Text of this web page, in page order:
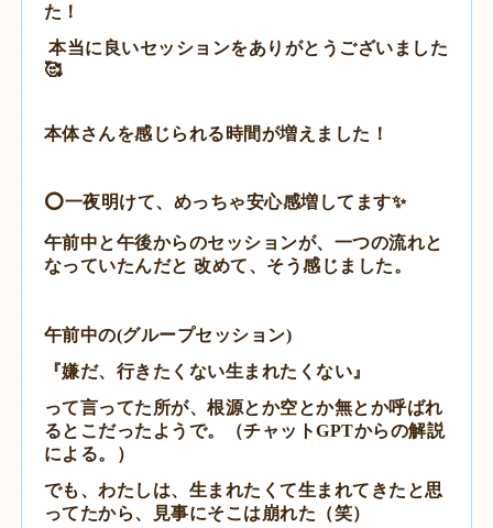
た！
本当に良いセッションをありがとうございました
🥰
本体さんを感じられる時間が増えました！
️⭕️一夜明けて、めっちゃ安心感増してます✨
午前中と午後からのセッションが、一つの流れと
なっていたんだと改めて、そう感じました。
午前中の(グループセッション)
『嫌だ、行きたくない生まれたくない』
って言ってた所が、根源とか空とか無とか呼ばれ
るとこだったようで。（チャットGPTからの解説
による。）
でも、わたしは、生まれたくて生まれてきたと思
ってたから、見事にそこは崩れた（笑）